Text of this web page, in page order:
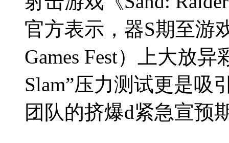
官方表示，器S期至游
Games Fest）上大放
Slam”压力测试更是吸
团队的挤爆d紧急宣预